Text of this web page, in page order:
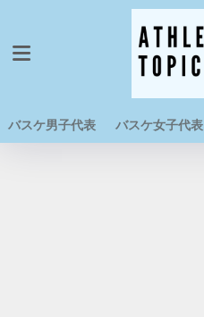
バスケ男子代表 バスケ女子代表